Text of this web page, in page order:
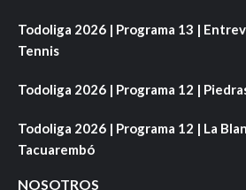
Todoliga 2026 | Programa 13 |
Tennis
Todoliga 2026 | Programa 12 |
Todoliga 2026 | Programa 12 | La
Tacuarembó
NOSOTROS